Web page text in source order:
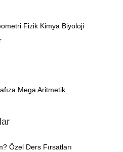
Fizik Kimya Biyoloji
Mega Aritmetik
Özel Ders Fırsatları